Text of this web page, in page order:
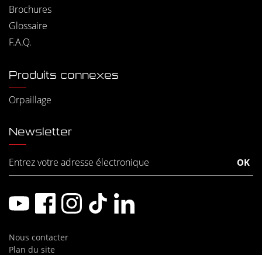
Brochures
Glossaire
F.A.Q.
Produits connexes
Orpaillage
Newsletter
Nous contacter
Plan du site